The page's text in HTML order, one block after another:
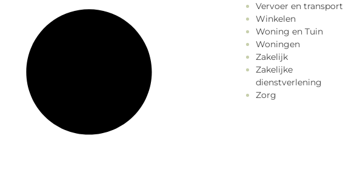
Vervoer en transport
Winkelen
Woning en Tuin
Woningen
Zakelijk
Zakelijke
dienstverlening
Zorg